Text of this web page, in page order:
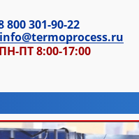
800 301-90-22
info@termoprocess.ru
ПН-ПТ 8:00-17:00